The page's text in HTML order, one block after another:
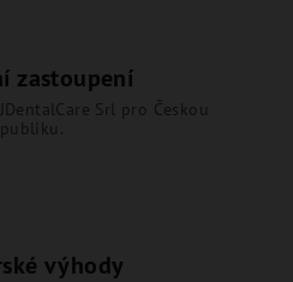
zastoupení
Srl pro Českou
výhody